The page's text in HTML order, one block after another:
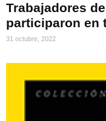
Trabajadores
participaron en
31 octubre, 2022